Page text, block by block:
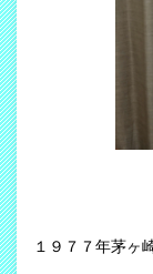
１９７７年茅ヶ